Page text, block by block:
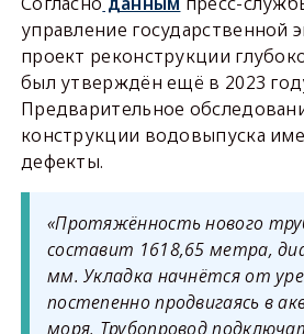
управление государственной
проект реконструкции
был утверждён ещё в 2023
Предварительное
конструкции водовыпуска
дефекты.
«Протяжённость нового
составит 1618,65 метра,
мм. Укладка начнётся от
постепенно продвигаясь в
моря. Трубопровод